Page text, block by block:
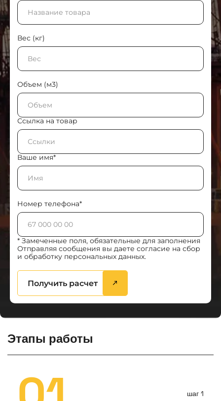
Вес (кг)
Объем (м3)
Ссылка на товар
Ваше имя*
Номер телефона*
* Замеченные поля, обязательные для заполнения
Отправляя сообщения вы даете согласие на сбор
и обработку персональных данных.
Получить расчет
Этапы работы
шаг 1